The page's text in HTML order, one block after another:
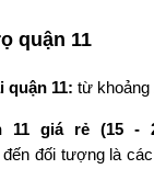
quận 11
quận 11: từ khoảng
11 giá rẻ (15 -
đến đối tượng là